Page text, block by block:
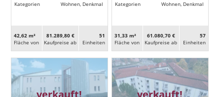
Kategorien
Wohnen, Denkmal
42,62 m²
Fläche von
81.289,80 €
Kaufpreise ab
51
Ein­heiten
Kategorien
Wohnen, Denkmal
31,33 m²
Fläche von
61.080,70 €
Kaufpreise ab
57
Ein­heiten
verkauft! verkauft!